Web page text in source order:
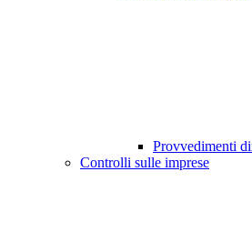
Provvedimenti
Controlli sulle imprese